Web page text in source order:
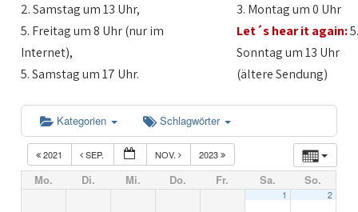
2. Samstag um 13 Uhr,
5. Freitag um 8 Uhr (nur im
Internet),
5. Samstag um 17 Uhr.
3. Montag um 0 Uhr
Let´s hear it again:
Sonntag um 13 Uhr
(ältere Sendung)
Kategorien Schlagwörter
2021 SEP. NOV. 2023
Mo. Di. Mi. Do. Fr. Sa. So.
1 2